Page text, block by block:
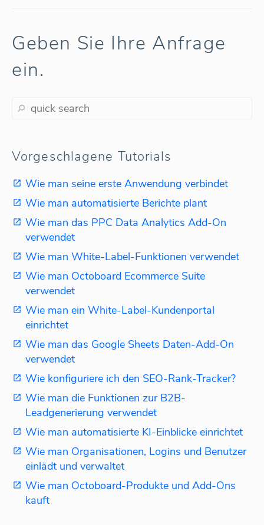
Geben Sie Ihre Anfrage
ein.
Vorgeschlagene Tutorials
Wie man seine erste Anwendung verbindet
Wie man automatisierte Berichte plant
Wie man das PPC Data Analytics Add-On
verwendet
Wie man White-Label-Funktionen verwendet
Wie man Octoboard Ecommerce Suite
verwendet
Wie man ein White-Label-Kundenportal
einrichtet
Wie man das Google Sheets Daten-Add-On
verwendet
Wie konfiguriere ich den SEO-Rank-Tracker?
Wie man die Funktionen zur B2B-
Leadgenerierung verwendet
Wie man automatisierte KI-Einblicke einrichtet
Wie man Organisationen, Logins und Benutzer
einlädt und verwaltet
Wie man Octoboard-Produkte und Add-Ons
kauft